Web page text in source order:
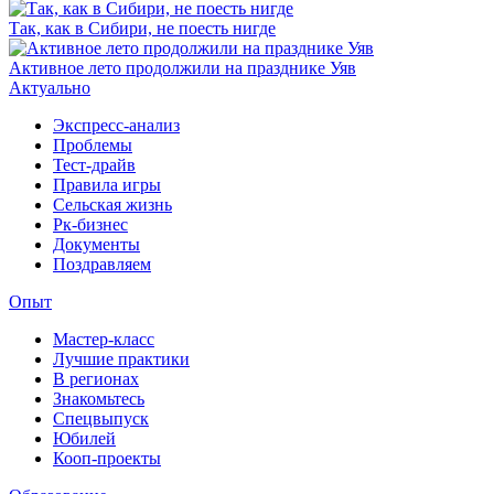
Так, как в Сибири, не поесть нигде
Активное лето продолжили на празднике Уяв
Актуально
Экспресс-анализ
Проблемы
Тест-драйв
Правила игры
Сельская жизнь
Рк-бизнес
Документы
Поздравляем
Опыт
Мастер-класс
Лучшие практики
В регионах
Знакомьтесь
Спецвыпуск
Юбилей
Кооп-проекты